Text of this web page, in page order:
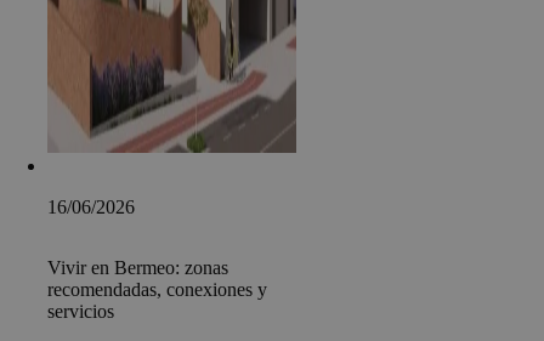
16/06/2026
Vivir en Bermeo: zonas
recomendadas, conexiones y
servicios